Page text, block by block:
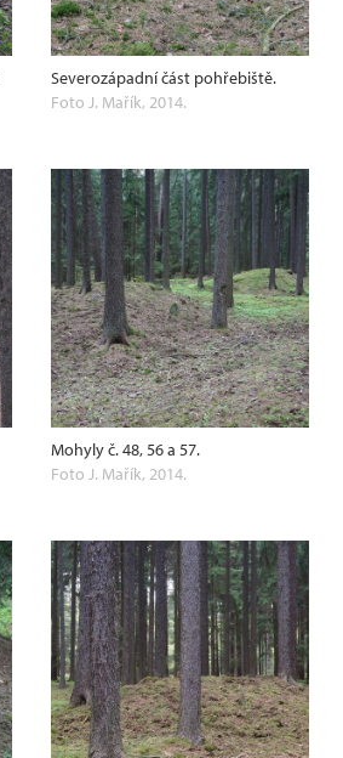
Severozápadní část pohřebiště.
Foto J. Mařík, 2014.
Mohyly č. 48, 56 a 57.
Foto J. Mařík, 2014.